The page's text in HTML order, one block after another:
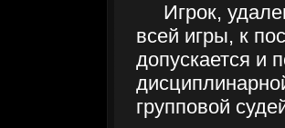
Игрок,
всей игры, к
допускается и
групповой